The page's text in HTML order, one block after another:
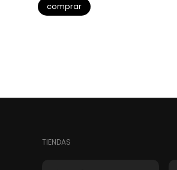
comprar
TIENDAS